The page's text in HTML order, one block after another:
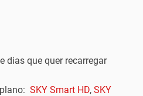
dias que quer recarregar
SKY Smart HD, SKY